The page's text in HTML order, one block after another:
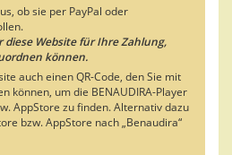
ob sie per PayPal oder
Website für Ihre Zahlung,
können.
auch einen QR-Code, den Sie mit
können, um die BENAUDIRA-Player
AppStore zu finden. Alternativ dazu
bzw. AppStore nach „Benaudira“